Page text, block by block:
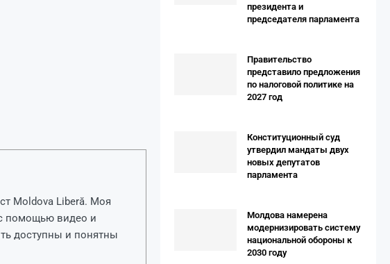
Moldova Liberă. Моя
помощью видео и
доступны и понятны
президента и
председателя парламента
Правительство
представило предложения
по налоговой политике на
2027 год
Конституционный суд
утвердил мандаты двух
новых депутатов
парламента
Молдова намерена
модернизировать систему
национальной обороны к
2030 году